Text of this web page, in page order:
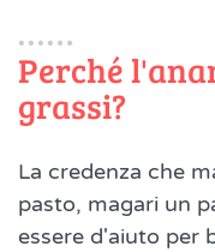
Perché
grassi?
La credenza che
pasto, magari un
essere d'aiuto per